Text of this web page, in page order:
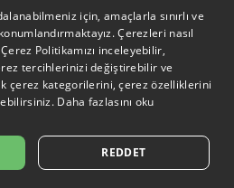
İkinci Ürüne %50 İndirim
1.849,95 TL
için, amaçlarla sınırlı ve
Çerezleri nasıl
Çerez Politikamızı inceleyebilir,
tercihlerinizi değiştirebilir ve
çerez kategorilerini, çerez özelliklerini
Daha fazlasını oku
REDDET